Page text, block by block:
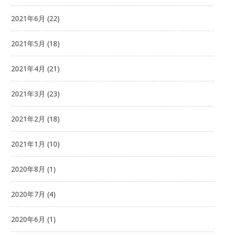
2021年6月 (22)
2021年5月 (18)
2021年4月 (21)
2021年3月 (23)
2021年2月 (18)
2021年1月 (10)
2020年8月 (1)
2020年7月 (4)
2020年6月 (1)